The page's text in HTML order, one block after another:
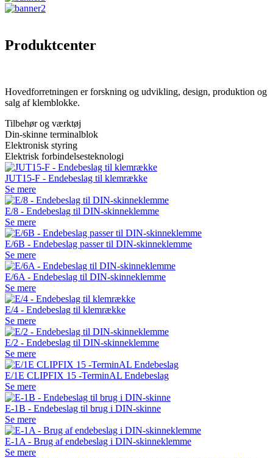
Produktcenter
Hovedforretningen er forskning og udvikling, design, produktion og
salg af klemblokke.
Tilbehør og værktøj
Din-skinne terminalblok
Elektronisk styring
Elektrisk forbindelsesteknologi
JUT15-F - Endebeslag til klemrække
Se mere
E/8 - Endebeslag til DIN-skinneklemme
Se mere
E/6B - Endebeslag passer til DIN-skinneklemme
Se mere
E/6A - Endebeslag til DIN-skinneklemme
Se mere
E/4 - Endebeslag til klemrække
Se mere
E/2 - Endebeslag til DIN-skinneklemme
Se mere
E/1E CLIPFIX 15 -TerminAL Endebeslag
Se mere
E-1B - Endebeslag til brug i DIN-skinne
Se mere
E-1A - Brug af endebeslag i DIN-skinneklemme
Se mere